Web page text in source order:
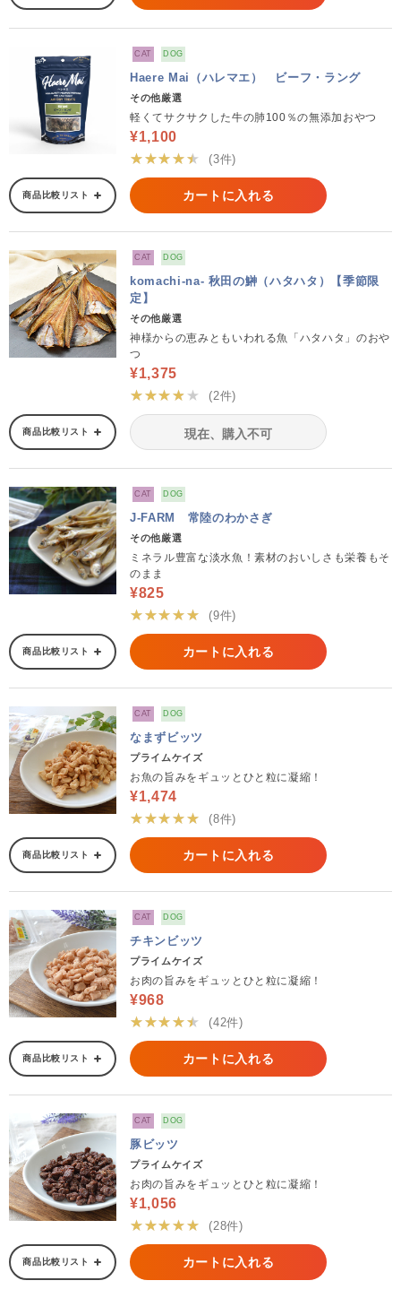
CAT DOG
Haere Mai（ハレマエ） ビーフ・ラング
その他厳選
軽くてサクサクした牛の肺100％の無添加おやつ
¥1,100
★★★★★
(3件)
商品比較リスト カートに入れる
CAT DOG
komachi-na- 秋田の鰰（ハタハタ）【季節限
定】
その他厳選
神様からの恵みともいわれる魚「ハタハタ」のおや
つ
¥1,375
★★★★★
(2件)
商品比較リスト 現在、購入不可
CAT DOG
J-FARM 常陸のわかさぎ
その他厳選
ミネラル豊富な淡水魚！素材のおいしさも栄養もそ
のまま
¥825
★★★★★
(9件)
商品比較リスト カートに入れる
CAT DOG
なまずビッツ
プライムケイズ
お魚の旨みをギュッとひと粒に凝縮！
¥1,474
★★★★★
(8件)
商品比較リスト カートに入れる
CAT DOG
チキンビッツ
プライムケイズ
お肉の旨みをギュッとひと粒に凝縮！
¥968
★★★★★
(42件)
商品比較リスト カートに入れる
CAT DOG
豚ビッツ
プライムケイズ
お肉の旨みをギュッとひと粒に凝縮！
¥1,056
★★★★★
(28件)
商品比較リスト カートに入れる